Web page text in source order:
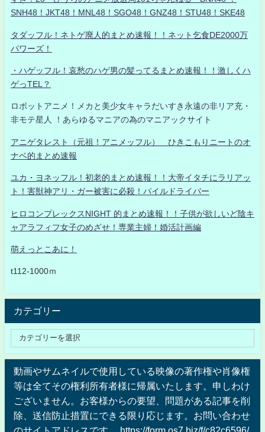
SNH48！JKT48！MNL48！SGO48！GNZ48！STU48！SKE48
タダッフル！ネトゲ廃人的まとめ速報！！ネット乞食DE2000万
パワーズ！
・ハゲッフル！哀愁のハゲ男の髪ってるまとめ速報！！激しくハ
ゲっTEL？
ロボットアニメ！メカと美少女キャラだいすき永遠の非リア充・
非モテ星人 ！あらゆるマニアの為のマニアックサイト
アニゲタレスト（元祖！アニメッフル） ひきこもりニートのオ
ナベ的まとめ速報
ユカ・ヨネッフル！初老的まとめ速報！！大帝イタチにラリアッ
ト！害獣神アリ・ガー被害に必殺！パイルドライバー
ヒロコンプレックスNIGHT 的まとめ速報！！子供が欲しいど陰キ
ャアラフィフ女子のめざせ！専業主婦！婚活計画編
萌えっとこあに！
t112-1000ｍ
カテゴリー
動画やサムネイルで使用している映像の著作権や肖像権
等は全てその権利所有者様に帰属いたします。申しわけ
ございません。お客様からの要望、問題がある記事を削
除、送信防止措置にできる限り応じます。お問い合わせ